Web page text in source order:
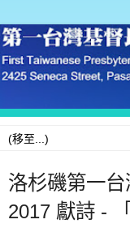
洛杉磯第一
2017 獻詩 -